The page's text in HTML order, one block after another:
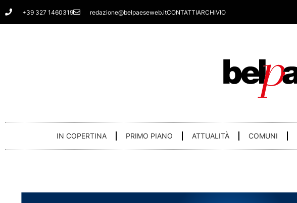
Vai
al
+39 327 1460319 redazione@belpaeseweb.itCONTATTIARCHIVIO
IN COPERTINA PRIMO PIANO ATTUALITÀ COMUNI